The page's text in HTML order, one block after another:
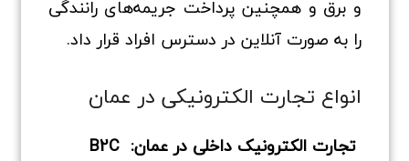
و برق و همچنین پرداخت جریمه‌های رانندگی
را به‌ صورت آنلاین در دسترس افراد قرار داد.
انواع تجارت الکترونیکی در عمان
تجارت الکترونیک داخلی در عمان: B2C